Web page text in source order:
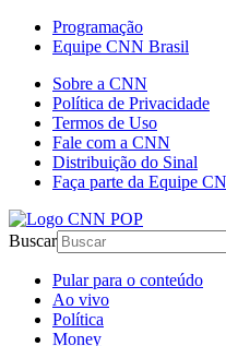
Programação
Equipe CNN Brasil
Sobre a CNN
Política de Privacidade
Termos de Uso
Fale com a CNN
Distribuição do Sinal
Faça parte da Equipe
Buscar
Pular para o conteúdo
Ao vivo
Política
Money